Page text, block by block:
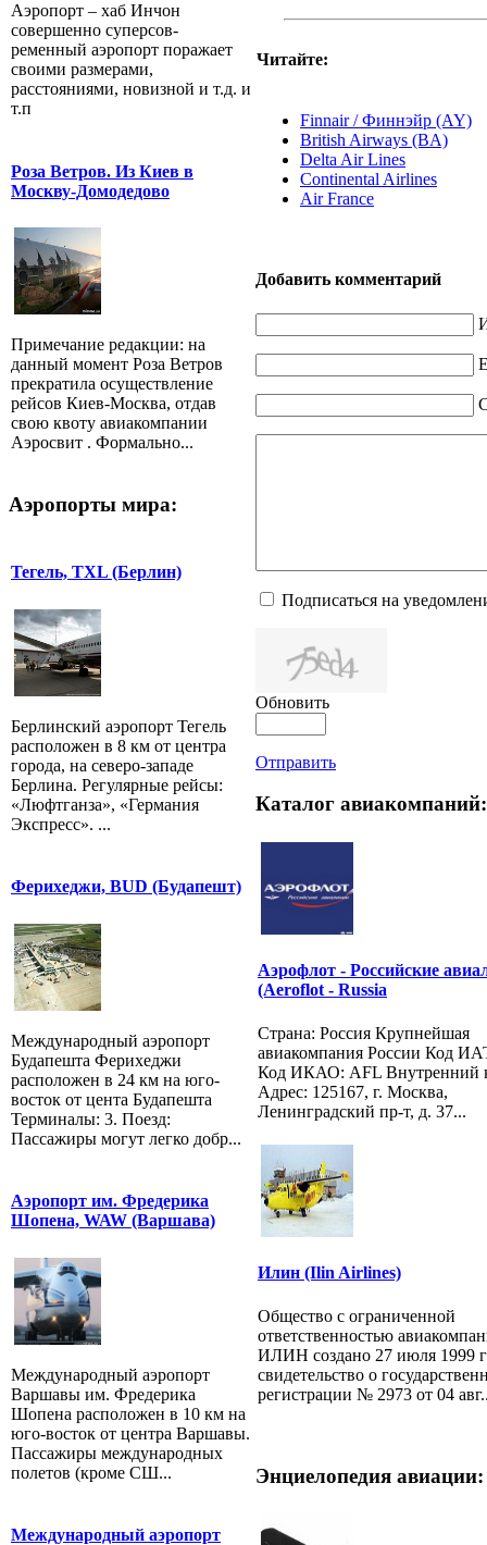
Аэропорт – хаб Инчон
совершенно суперсов-
ременный аэропорт поражает
своими размерами,
расстояниями, новизной и т.д. и
т.п
Роза Ветров. Из Киев в
Москву-Домодедово
Примечание редакции: на
данный момент Роза Ветров
прекратила осуществление
рейсов Киев-Москва, отдав
свою квоту авиакомпании
Аэросвит . Формально...
Аэропорты мира:
Тегель, TXL (Берлин)
Берлинский аэропорт Тегель
расположен в 8 км от центра
города, на северо-западе
Берлина. Регулярные рейсы:
«Люфтганза», «Германия
Экспресс». ...
Ферихеджи, BUD (Будапешт)
Международный аэропорт
Будапешта Ферихеджи
расположен в 24 км на юго-
восток от цента Будапешта
Терминалы: 3. Поезд:
Пассажиры могут легко добр...
Аэропорт им. Фредерика
Шопена, WAW (Варшава)
Международный аэропорт
Варшавы им. Фредерика
Шопена расположен в 10 км на
юго-восток от центра Варшавы.
Пассажиры международных
полетов (кроме СШ...
Международный аэропорт
Читайте:
Finnair / Финнэйр (AY)
British Airways (BA)
Delta Air Lines
Continental Airlines
Air France
Добавить комментарий
Подписаться на
Обновить
Отправить
Каталог авиакомпаний:
Аэрофлот - Российские
(Aeroflot - Russia
Страна: Россия Крупнейшая
авиакомпания России Код
Код ИКАО: AFL Внутренний
Адрес: 125167, г. Москва,
Ленинградский пр-т, д. 37...
Илин (Ilin Airlines)
Общество с ограниченной
ответственностью
ИЛИН создано 27 июля 1999
свидетельство о
регистрации № 2973 от 04
Энциелопедия авиации: